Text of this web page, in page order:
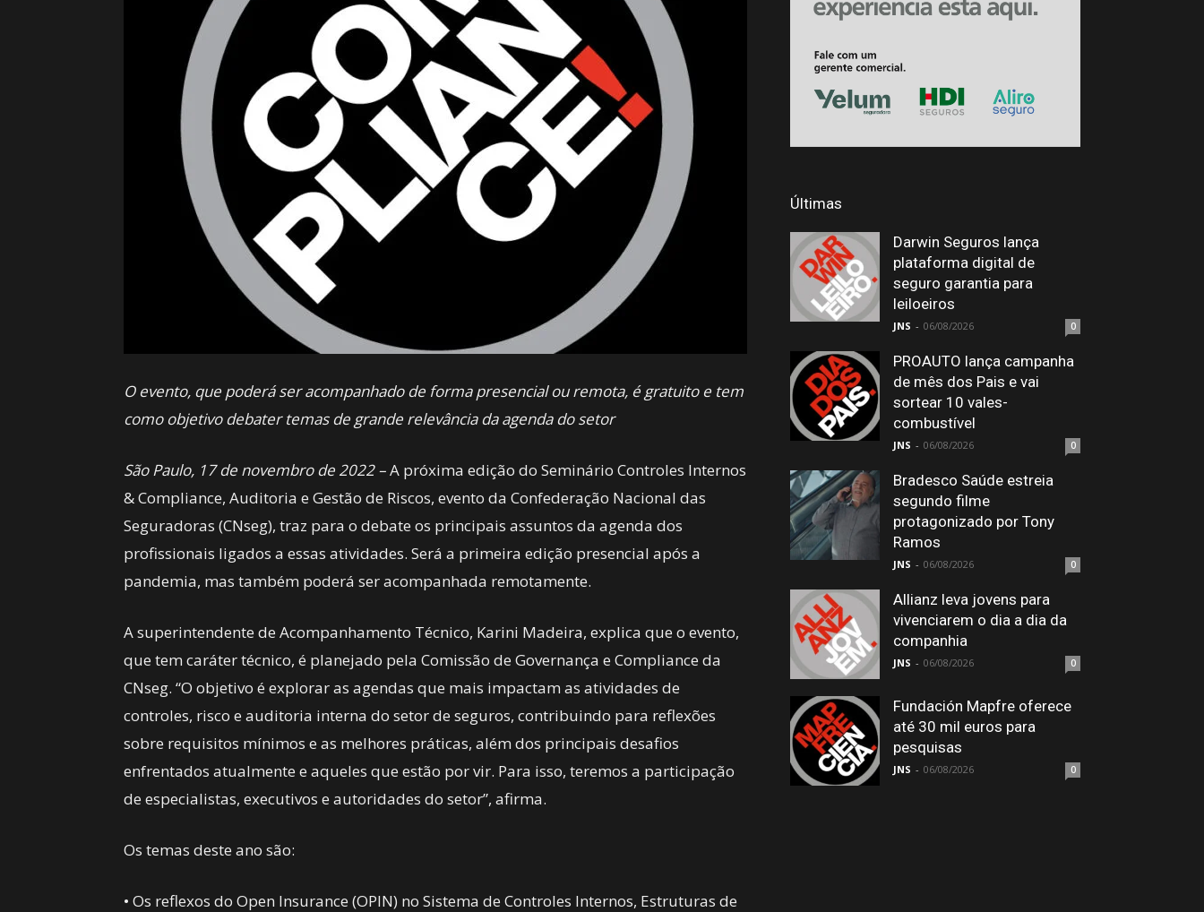
O evento, que poderá ser acompanhado de forma presencial ou remota, é gratuito e tem
como objetivo debater temas de grande relevância da agenda do setor
São Paulo, 17 de novembro de 2022 –A próxima edição do Seminário Controles Internos
& Compliance, Auditoria e Gestão de Riscos, evento da Confederação Nacional das
Seguradoras (CNseg), traz para o debate os principais assuntos da agenda dos
profissionais ligados a essas atividades. Será a primeira edição presencial após a
pandemia, mas também poderá ser acompanhada remotamente.
A superintendente de Acompanhamento Técnico, Karini Madeira, explica que o evento,
que tem caráter técnico, é planejado pela Comissão de Governança e Compliance da
CNseg. “O objetivo é explorar as agendas que mais impactam as atividades de
controles, risco e auditoria interna do setor de seguros, contribuindo para reflexões
sobre requisitos mínimos e as melhores práticas, além dos principais desafios
enfrentados atualmente e aqueles que estão por vir. Para isso, teremos a participação
de especialistas, executivos e autoridades do setor”, afirma.
Os temas deste ano são:
• Os reflexos do Open Insurance (OPIN) no Sistema de Controles Internos, Estruturas de
Últimas
Darwin Seguros lança
plataforma digital de
seguro garantia para
leiloeiros
JNS - 06/08/2026 0
PROAUTO lança campanha
de mês dos Pais e vai
sortear 10 vales-
combustível
JNS - 06/08/2026 0
Bradesco Saúde estreia
segundo filme
protagonizado por Tony
Ramos
JNS - 06/08/2026 0
Allianz leva jovens para
vivenciarem o dia a dia da
companhia
JNS - 06/08/2026 0
Fundación Mapfre oferece
até 30 mil euros para
pesquisas
JNS - 06/08/2026 0